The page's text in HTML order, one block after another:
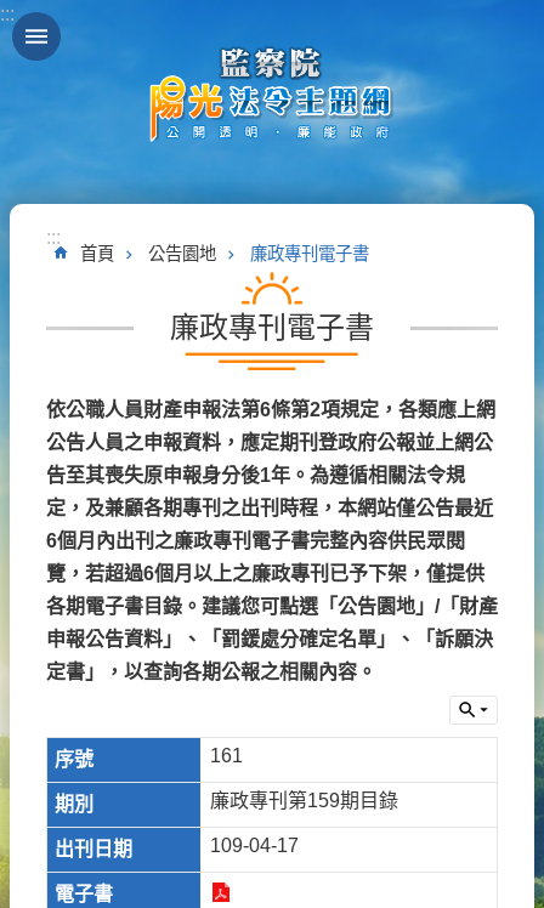
跳到主要內容區塊
:::
:::
首頁 公告園地 廉政專刊電子書
廉政專刊電子書
依公職人員財產申報法第6條第2項規定，各類應上網
公告人員之申報資料，應定期刊登政府公報並上網公
告至其喪失原申報身分後1年。為遵循相關法令規
定，及兼顧各期專刊之出刊時程，本網站僅公告最近
6個月內出刊之廉政專刊電子書完整內容供民眾閱
覽，若超過6個月以上之廉政專刊已予下架，僅提供
各期電子書目錄。建議您可點選「公告園地」/「財產
申報公告資料」、「罰鍰處分確定名單」、「訴願決
定書」，以查詢各期公報之相關內容。
161
廉政專刊第159期目錄
109-04-17